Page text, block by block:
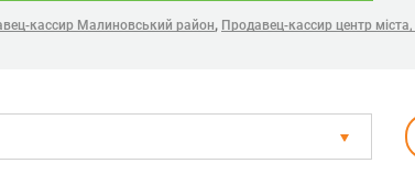
кассир Малиновський район, Продавец-кассир центр